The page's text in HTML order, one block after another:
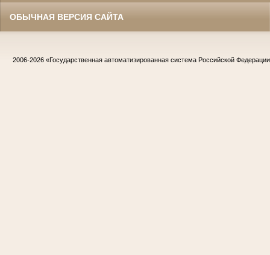
ОБЫЧНАЯ ВЕРСИЯ САЙТА
2006-2026 «Государственная автоматизированная система Российской